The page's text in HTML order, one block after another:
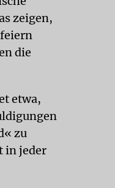
zeigen,
die
etwa,
zu
in jeder